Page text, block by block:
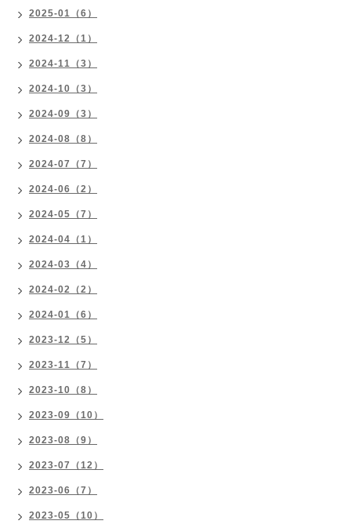
2025-01（6）
2024-12（1）
2024-11（3）
2024-10（3）
2024-09（3）
2024-08（8）
2024-07（7）
2024-06（2）
2024-05（7）
2024-04（1）
2024-03（4）
2024-02（2）
2024-01（6）
2023-12（5）
2023-11（7）
2023-10（8）
2023-09（10）
2023-08（9）
2023-07（12）
2023-06（7）
2023-05（10）